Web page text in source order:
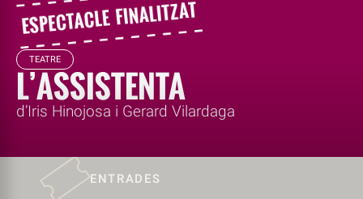
TEATRE
L’ASSISTENTA
d’Iris Hinojosa i Gerard Vilardaga
ENTRADES